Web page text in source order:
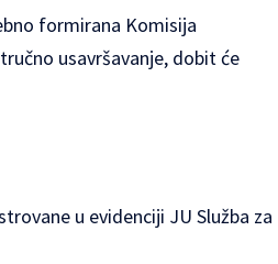
formirana Komisija
usavršavanje, dobit će
u evidenciji JU Služba za